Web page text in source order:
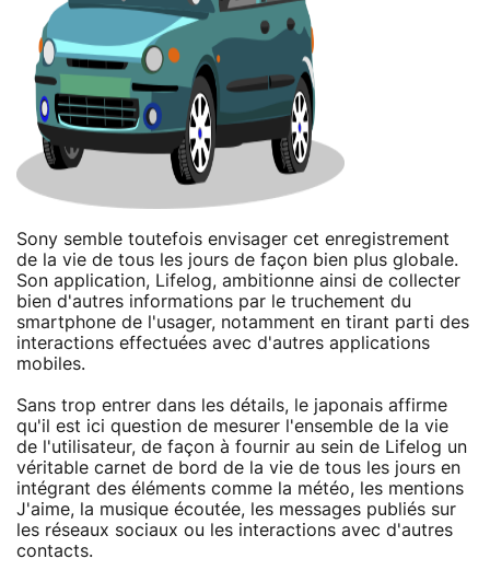
Sony semble toutefois envisager cet enregistrement
de la vie de tous les jours de façon bien plus globale.
Son application, Lifelog, ambitionne ainsi de collecter
bien d'autres informations par le truchement du
smartphone de l'usager, notamment en tirant parti des
interactions effectuées avec d'autres applications
mobiles.
Sans trop entrer dans les détails, le japonais affirme
qu'il est ici question de mesurer l'ensemble de la vie
de l'utilisateur, de façon à fournir au sein de Lifelog un
véritable carnet de bord de la vie de tous les jours en
intégrant des éléments comme la météo, les mentions
J'aime, la musique écoutée, les messages publiés sur
les réseaux sociaux ou les interactions avec d'autres
contacts.